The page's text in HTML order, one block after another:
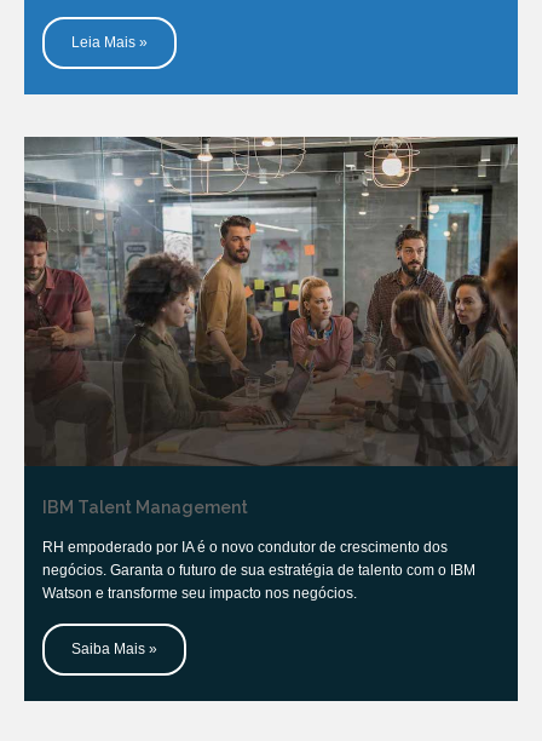
Leia Mais »
IBM Talent Management
RH empoderado por IA é o novo condutor de crescimento dos
negócios. Garanta o futuro de sua estratégia de talento com o IBM
Watson e transforme seu impacto nos negócios.
Saiba Mais »